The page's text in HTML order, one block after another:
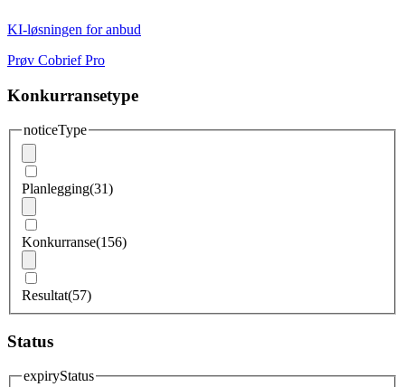
KI-løsningen for anbud
Prøv Cobrief Pro
Konkurransetype
noticeType
Planlegging(31)
Konkurranse(156)
Resultat(57)
Status
expiryStatus